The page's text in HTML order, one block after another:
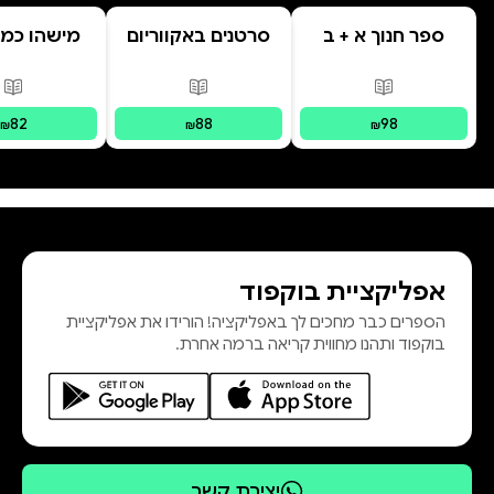
ספר חנוך א + ב
פורמטים זמינים מודפס
₪98
סרטנים באקווריום
פורמטים זמינים מודפס
₪88
מישהו
₪82
אפליקציית בוקפוד
הספרים כבר מחכים לך באפליקציה! הורידו את אפליקציית
בוקפוד ותהנו מחווית קריאה ברמה אחרת.